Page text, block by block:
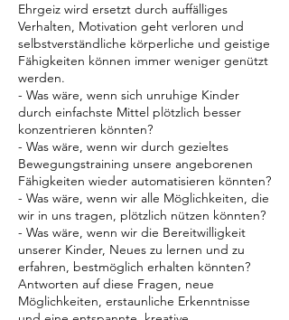
Ehrgeiz wird ersetzt durch auffälliges
Verhalten, Motivation geht verloren und
selbstverständliche körperliche und geistige
Fähigkeiten können immer weniger genützt
werden.
- Was wäre, wenn sich unruhige Kinder
durch einfachste Mittel plötzlich besser
konzentrieren könnten?
- Was wäre, wenn wir durch gezieltes
Bewegungstraining unsere angeborenen
Fähigkeiten wieder automatisieren könnten?
- Was wäre, wenn wir alle Möglichkeiten, die
wir in uns tragen, plötzlich nützen könnten?
- Was wäre, wenn wir die Bereitwilligkeit
unserer Kinder, Neues zu lernen und zu
erfahren, bestmöglich erhalten könnten?
Antworten auf diese Fragen, neue
Möglichkeiten, erstaunliche Erkenntnisse